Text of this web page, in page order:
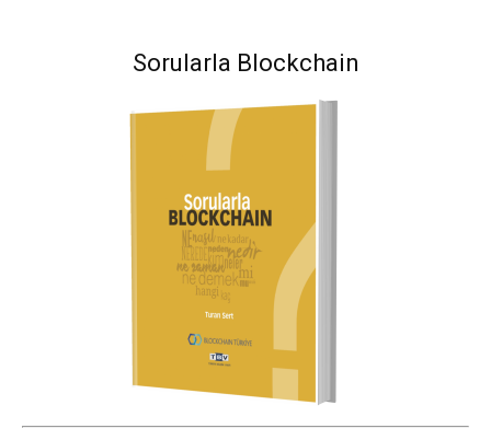
Sorularla Blockchain